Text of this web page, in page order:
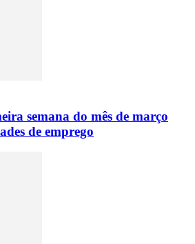
semana do mês de março
de emprego